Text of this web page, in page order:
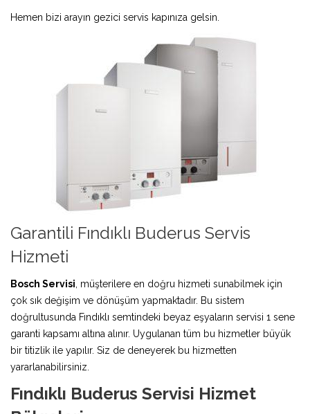
Hemen bizi arayın gezici servis kapınıza gelsin.
Garantili Fındıklı Buderus Servis
Hizmeti
Bosch Servisi , müşterilere en doğru hizmeti sunabilmek için
çok sık değişim ve dönüşüm yapmaktadır. Bu sistem
doğrultusunda Fındıklı semtindeki beyaz eşyaların servisi 1 sene
garanti kapsamı altına alınır. Uygulanan tüm bu hizmetler büyük
bir titizlik ile yapılır. Siz de deneyerek bu hizmetten
yararlanabilirsiniz.
Fındıklı Buderus Servisi Hizmet